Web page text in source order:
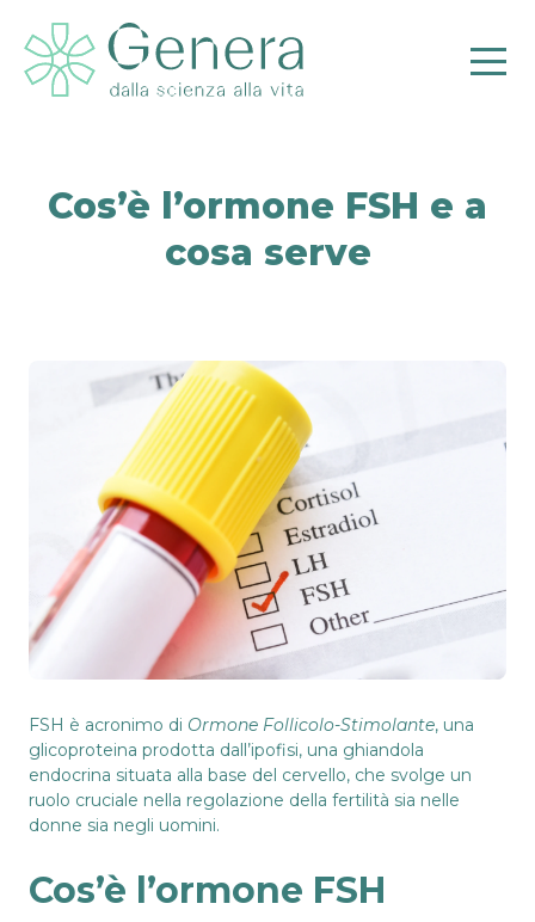
Cos’è l’ormone FSH e a
cosa serve
FSH è acronimo di Ormone Follicolo-Stimolante, una
glicoproteina prodotta dall’ipofisi, una ghiandola
endocrina situata alla base del cervello, che svolge un
ruolo cruciale nella regolazione della fertilità sia nelle
donne sia negli uomini.
Cos’è l’ormone FSH